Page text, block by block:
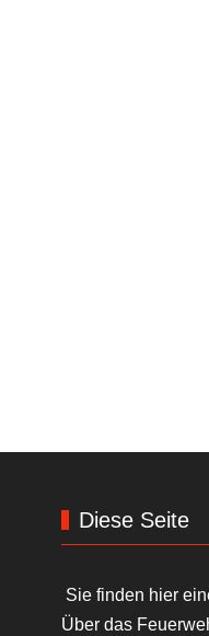
Diese Seite
Sie finden hier
Über das